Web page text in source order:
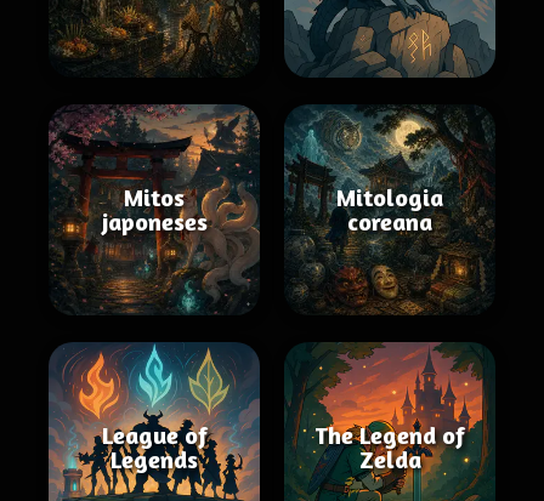
Mitos
japoneses
Mitologia
coreana
League of
Legends
The Legend of
Zelda